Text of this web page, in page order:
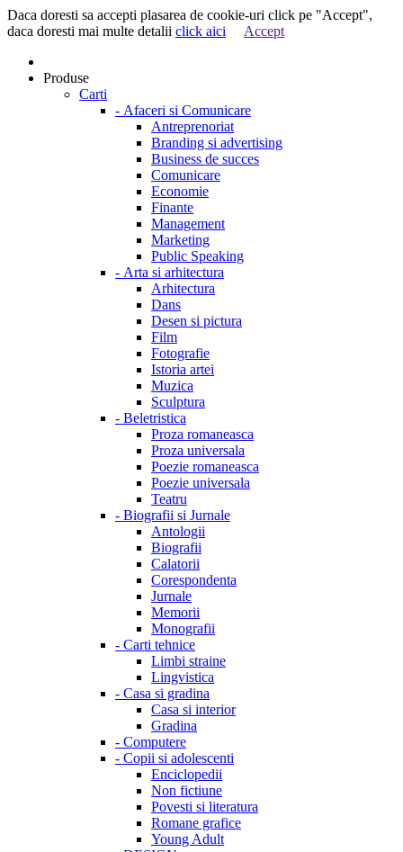
Daca doresti sa accepti plasarea de cookie-uri click pe "Accept",
daca doresti mai multe detalii click aici Accept
Produse
Carti
- Afaceri si Comunicare
Antreprenoriat
Branding si advertising
Business de succes
Comunicare
Economie
Finante
Management
Marketing
Public Speaking
- Arta si arhitectura
Arhitectura
Dans
Desen si pictura
Film
Fotografie
Istoria artei
Muzica
Sculptura
- Beletristica
Proza romaneasca
Proza universala
Poezie romaneasca
Poezie universala
Teatru
- Biografii si Jurnale
Antologii
Biografii
Calatorii
Corespondenta
Jurnale
Memorii
Monografii
- Carti tehnice
Limbi straine
Lingvistica
- Casa si gradina
Casa si interior
Gradina
- Computere
- Copii si adolescenti
Enciclopedii
Non fictiune
Povesti si literatura
Romane grafice
Young Adult